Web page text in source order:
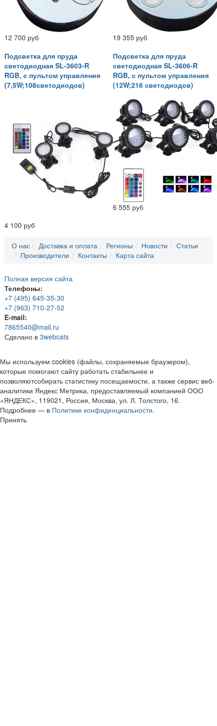
12 700 руб
19 355 руб
Подсветка для пруда
светодиодная SL-3603-R
RGB, с пультом управления
(7,5W;108светодиодов)
4 100 руб
Подсветка для пруда
светодиодная SL-3606-R
RGB, с пультом управления
(12W;216 светодиодов)
6 555 руб
О нас Доставка и оплата Регионы Новости
Статьи
Производители
Контакты Карта сайта
Полная версия сайта
Телефоны:
+7 (495) 645-35-30
+7 (963) 710-27-52
E-mail:
7865540@mail.ru
Сделано в 3webcats
Мы используем cookies (файлы, сохраняемые браузером),
которые помогают сайту работать стабильнее и
позволяютсобирать статистику посещаемости, а также сервис веб-
аналитики Яндекс Метрика, предоставляемый компанией ООО
«ЯНДЕКС», 119021, Россия, Москва, ул. Л. Толстого, 16.
Подробнее — в Политике конфиденциальности.
Принять